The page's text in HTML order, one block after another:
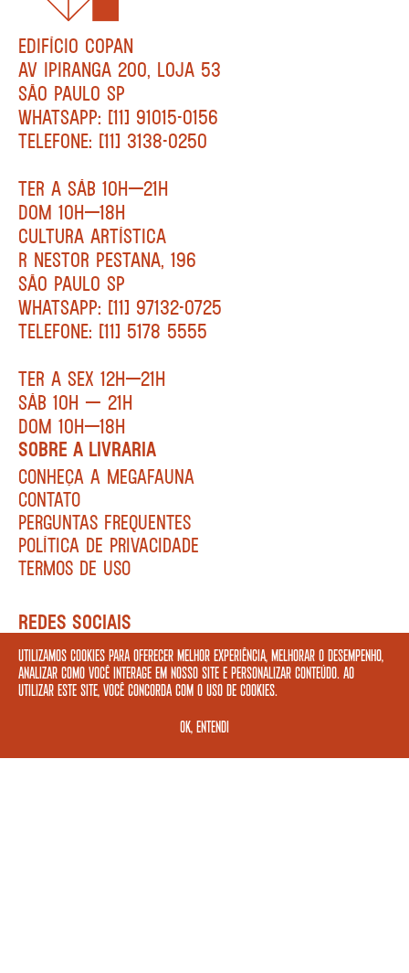
Utilizamos cookies para oferecer melhor experiência, melhorar o desempenho,
analizar como você interage em nosso site e personalizar conteúdo. Ao
utilizar este site, você concorda com o uso de cookies.
OK, ENTENDI
EDIFÍCIO COPAN
AV IPIRANGA 200, LOJA 53
SÃO PAULO SP
WHATSAPP: [11] 91015-0156
TELEFONE: [11] 3138-0250
TER A SÁB 10H—21H
DOM 10H—18H
CULTURA ARTÍSTICA
R NESTOR PESTANA, 196
SÃO PAULO SP
WHATSAPP: [11] 97132-0725
TELEFONE: [11] 5178 5555
TER A SEX 12H—21H
SÁB 10H — 21H
DOM 10H—18H
SOBRE A LIVRARIA
CONHEÇA A MEGAFAUNA
CONTATO
PERGUNTAS FREQUENTES
POLÍTICA DE PRIVACIDADE
TERMOS DE USO
REDES SOCIAIS
FORMAS DE PAGAMENTO